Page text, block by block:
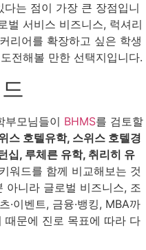
는 점이 가장 큰 장점입니
벌 서비스 비즈니스, 럭셔리
리어를 확장하고 싶은 학생
전해볼 만한 선택지입니다.
부모님들이 BHMS를 검토할
스 호텔유학, 스위스 호텔경
십, 루체른 유학, 취리히 유
워드를 함께 비교해보는 것
아니라 글로벌 비즈니스, 조
·이벤트, 금융·뱅킹, MBA까
때문에 진로 목표에 따라 다